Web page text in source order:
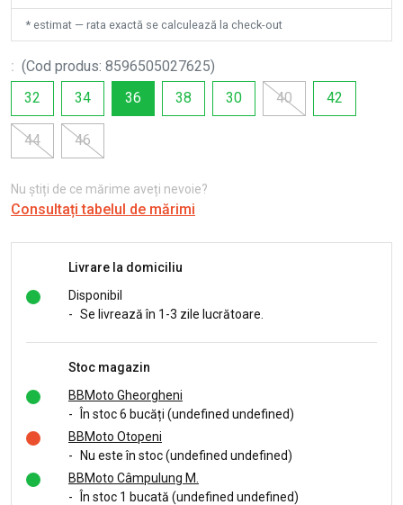
* estimat — rata exactă se calculează la check-out
: (Cod produs: 8596505027625)
32
34 36 38 30 40 42
44 46
Nu știți de ce mărime aveți nevoie?
Consultați tabelul de mărimi
Livrare la domiciliu
Disponibil
- Se livrează în 1-3 zile lucrătoare.
Stoc magazin
BBMoto Gheorgheni
-
În stoc 6 bucăți (undefined undefined)
BBMoto Otopeni
- Nu este în stoc (undefined undefined)
BBMoto Câmpulung M.
-
În stoc 1 bucată (undefined undefined)